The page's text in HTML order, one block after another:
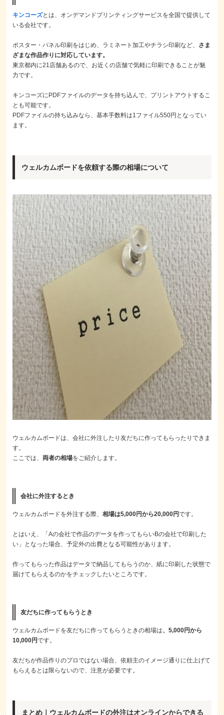
キンコーズとは、オンデマンドプリンティングサービスを全国で提供して
いる会社です。
ポスター・パネル印刷をはじめ、ラミネート加工やチラシ印刷など、 さま
ざまな作品作りに対応しています。
東京都内に21店舗あるので、お近くの店舗で気軽に印刷できることが魅
力です。
キンコーズにPDFファイルのデータを持ち込んで、プリントアウトするこ
とも可能です。
PDFファイルの持ち込みなら、基本手数料は1ファイル550円となってい
ます。
ウェルカムボードを依頼する際の相場について
ウェルカムボードは、会社に外注したり友だちに作ってもらったりできま
す。
ここでは、 両者の相場をご紹介します。
会社に外注するとき
ウェルカムボードを外注する際、相場は5,000円から20,000円です。
とはいえ、「Aの会社で作品のデータを作ってもらいBの会社で印刷した
い」となった場合、予定外の出費となる可能性があります。
作ってもらった作品はデータで納品してもらうのか、紙に印刷した状態で
届けてもらえるのかをチェックしたいところです。
友だちに作ってもらうとき
ウェルカムボードを友だちに作ってもらうときの相場は、5,000円から
10,000円です。
友だちが作品作りのプロではない場合、依頼主のイメージ通りに仕上げて
もらえるとは限らないので、注意が必要です。
まとめ｜ウェルカムボードの外注はオンラインからできる